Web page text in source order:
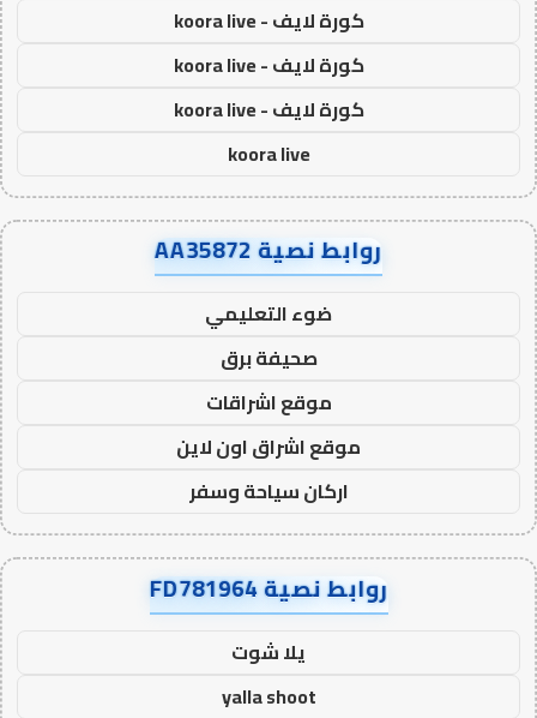
كورة لايف - koora live
كورة لايف - koora live
كورة لايف - koora live
koora live
روابط نصية AA35872
ضوء التعليمي
صحيفة برق
موقع اشراقات
موقع اشراق اون لاين
اركان سياحة وسفر
روابط نصية FD781964
يلا شوت
yalla shoot